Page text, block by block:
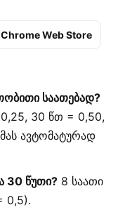
Chrome Web Store
საათებად?
0,25, 30 წთ = 0,50,
ავტომატურად
30 წუთი? 8 საათი
0,5).